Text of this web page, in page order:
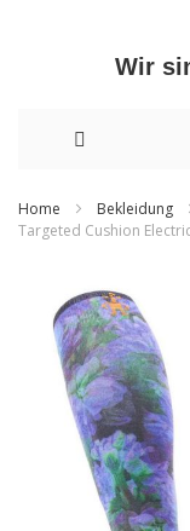
Wir
zum
Home Bekleidung
Targeted Cushion
Bildergalerie
springen